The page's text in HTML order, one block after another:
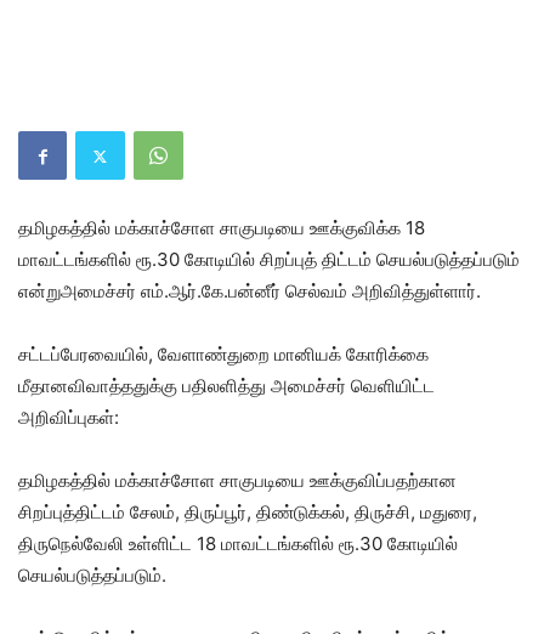
தமிழகத்தில் மக்காச்சோள சாகுபடியை ஊக்குவிக்க 18
மாவட்டங்களில் ரூ.30 கோடியில் சிறப்புத் திட்டம் செயல்படுத்தப்படும்
என்றுஅமைச்சர் எம்.ஆர்.கே.பன்னீர் செல்வம் அறிவித்துள்ளார்.
சட்டப்பேரவையில், வேளாண்துறை மானியக் கோரிக்கை
மீதானவிவாத்ததுக்கு பதிலளித்து அமைச்சர் வெளியிட்ட
அறிவிப்புகள்:
தமிழகத்தில் மக்காச்சோள சாகுபடியை ஊக்குவிப்பதற்கான
சிறப்புத்திட்டம் சேலம், திருப்பூர், திண்டுக்கல், திருச்சி, மதுரை,
திருநெல்வேலி உள்ளிட்ட 18 மாவட்டங்களில் ரூ.30 கோடியில்
செயல்படுத்தப்படும்.